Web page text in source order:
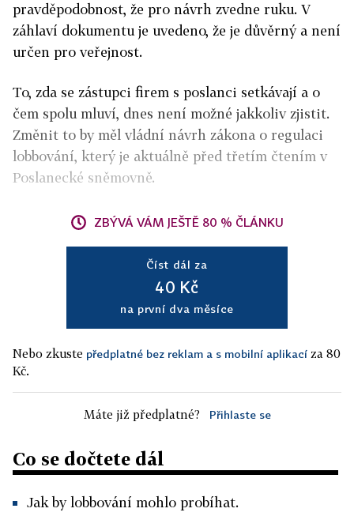
pravděpodobnost, že pro návrh zvedne ruku. V
záhlaví dokumentu je uvedeno, že je důvěrný a není
určen pro veřejnost.
To, zda se zástupci firem s poslanci setkávají a o
čem spolu mluví, dnes není možné jakkoliv zjistit.
Změnit to by měl vládní návrh zákona o regulaci
lobbování, který je aktuálně před třetím čtením v
Poslanecké sněmovně.
ZBÝVÁ VÁM JEŠTĚ 80 % ČLÁNKU
Číst dál za
40 Kč
na první dva měsíce
Nebo zkuste předplatné bez reklam a s mobilní aplikací za 80
Kč.
Máte již předplatné? Přihlaste se
Co se dočtete dál
Jak by lobbování mohlo probíhat.